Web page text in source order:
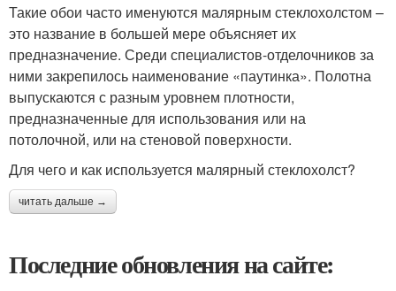
Такие обои часто именуются малярным стеклохолстом –
это название в большей мере объясняет их
предназначение. Среди специалистов-отделочников за
ними закрепилось наименование «паутинка». Полотна
выпускаются с разным уровнем плотности,
предназначенные для использования или на
потолочной, или на стеновой поверхности.
Для чего и как используется малярный стеклохолст?
читать дальше →
Последние обновления на сайте: